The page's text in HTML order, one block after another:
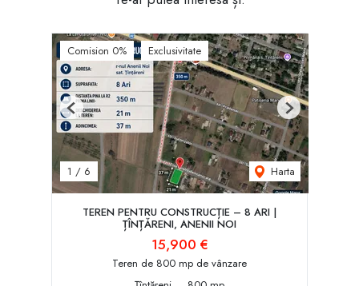
Comision 0% Exclusivitate
1 / 6 Harta
Previous Next
TEREN PENTRU CONSTRUCȚIE – 8 ARI |
ȚÎNȚĂRENI, ANENII NOI
15,900 €
Teren de 800 mp de vânzare